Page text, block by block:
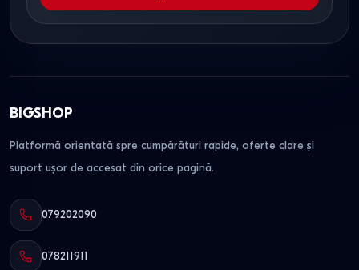
BIGSHOP
Platformă orientată spre cumpărături rapide, oferte clare și
suport ușor de accesat din orice pagină.
079202090
078211911